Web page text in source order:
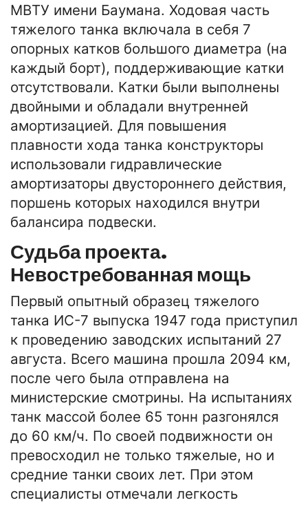
МВТУ имени Баумана. Ходовая часть
тяжелого танка включала в себя 7
опорных катков большого диаметра (на
каждый борт), поддерживающие катки
отсутствовали. Катки были выполнены
двойными и обладали внутренней
амортизацией. Для повышения
плавности хода танка конструкторы
использовали гидравлические
амортизаторы двустороннего действия,
поршень которых находился внутри
балансира подвески.
Судьба проекта.
Невостребованная мощь
Первый опытный образец тяжелого
танка ИС-7 выпуска 1947 года приступил
к проведению заводских испытаний 27
августа. Всего машина прошла 2094 км,
после чего была отправлена на
министерские смотрины. На испытаниях
танк массой более 65 тонн разгонялся
до 60 км/ч. По своей подвижности он
превосходил не только тяжелые, но и
средние танки своих лет. При этом
специалисты отмечали легкость